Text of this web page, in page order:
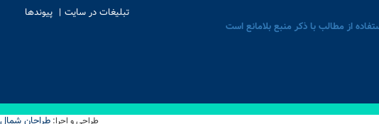
تبلیغات در سایت
پیوندها
از مطالب با ذکر منبع بلامانع است
طراحی و اجرا: طراحان شمال